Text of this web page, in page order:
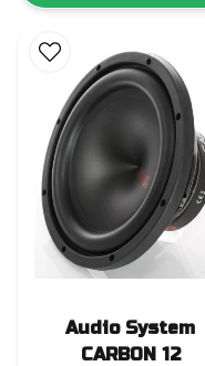
Audio System
CARBON 12